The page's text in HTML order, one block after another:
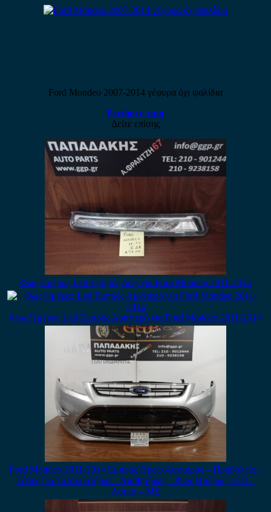
Ford Mondeo 2007-2014 γέφυρα όχι ψαλίδια
Ρωτήστε τιμή
Δείτε επίσης
Φως Ημέρας Led Εμπρός Δεξί για Ford Mondeo 2011-2014
Φως Ημέρας Led Εμπρός Αριστερό για Ford Mondeo 2011-2014
Ford Mondeo 2011-2014 Εμπρός Προφυλακτήρας – Προβολείς –
Τάπες Για Πιτσιλιστήρια – Αισθητήρες – Φως Ημέρας LED –
Ασημί – ΜΣ